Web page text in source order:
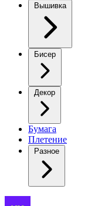
Вышивка
Бисер
Декор
Бумага
Плетение
Разное